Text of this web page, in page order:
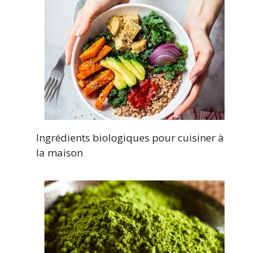
Ingrédients biologiques pour cuisiner à
la maison